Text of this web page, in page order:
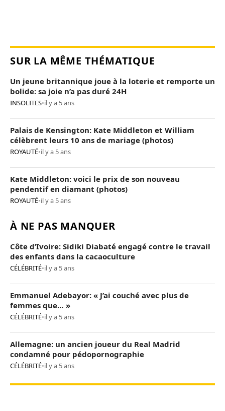
SUR LA MÊME THÉMATIQUE
Un jeune britannique joue à la loterie et remporte un
bolide: sa joie n’a pas duré 24H
INSOLITES•il y a 5 ans
Palais de Kensington: Kate Middleton et William
célèbrent leurs 10 ans de mariage (photos)
ROYAUTÉ•il y a 5 ans
Kate Middleton: voici le prix de son nouveau
pendentif en diamant (photos)
ROYAUTÉ•il y a 5 ans
À NE PAS MANQUER
Côte d’Ivoire: Sidiki Diabaté engagé contre le travail
des enfants dans la cacaoculture
CÉLÉBRITÉ•il y a 5 ans
Emmanuel Adebayor: « J’ai couché avec plus de
femmes que… »
CÉLÉBRITÉ•il y a 5 ans
Allemagne: un ancien joueur du Real Madrid
condamné pour pédopornographie
CÉLÉBRITÉ•il y a 5 ans